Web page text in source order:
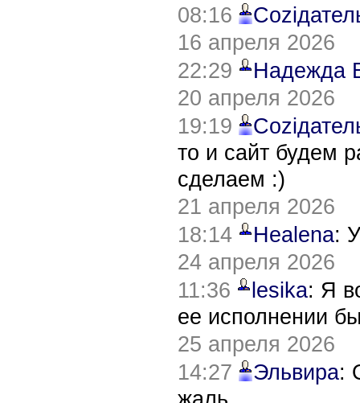
08:16
16 апреля 2026
22:29
Надежда
20 апреля 2026
19:19
то и сайт будем
сделаем :)
21 апреля 2026
18:14
Healena:
24 апреля 2026
11:36
lesika: Я
ее исполнении
25 апреля 2026
14:27
Эльвира: